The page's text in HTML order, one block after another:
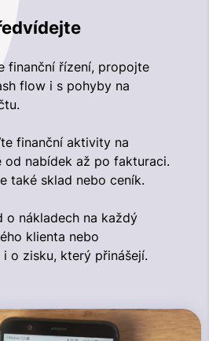
finanční řízení, propojte
flow i s pohyby na
finanční aktivity na
od nabídek až po fakturaci.
také sklad nebo ceník.
o nákladech na každý
klienta nebo
i o zisku, který přinášejí.